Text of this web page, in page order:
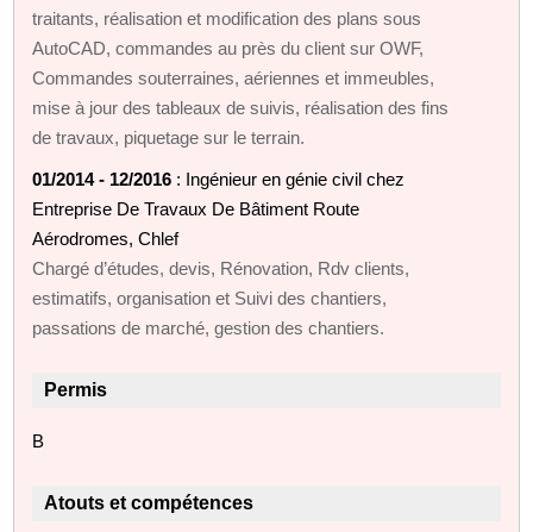
traitants, réalisation et modification des plans sous
AutoCAD, commandes au près du client sur OWF,
Commandes souterraines, aériennes et immeubles,
mise à jour des tableaux de suivis, réalisation des fins
de travaux, piquetage sur le terrain.
01/2014 - 12/2016 : Ingénieur en génie civil chez
Entreprise De Travaux De Bâtiment Route
Aérodromes, Chlef
Chargé d’études, devis, Rénovation, Rdv clients,
estimatifs, organisation et Suivi des chantiers,
passations de marché, gestion des chantiers.
Permis
B
Atouts et compétences